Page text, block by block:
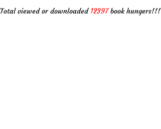
Total viewed or downloaded 12397book hungers!!!